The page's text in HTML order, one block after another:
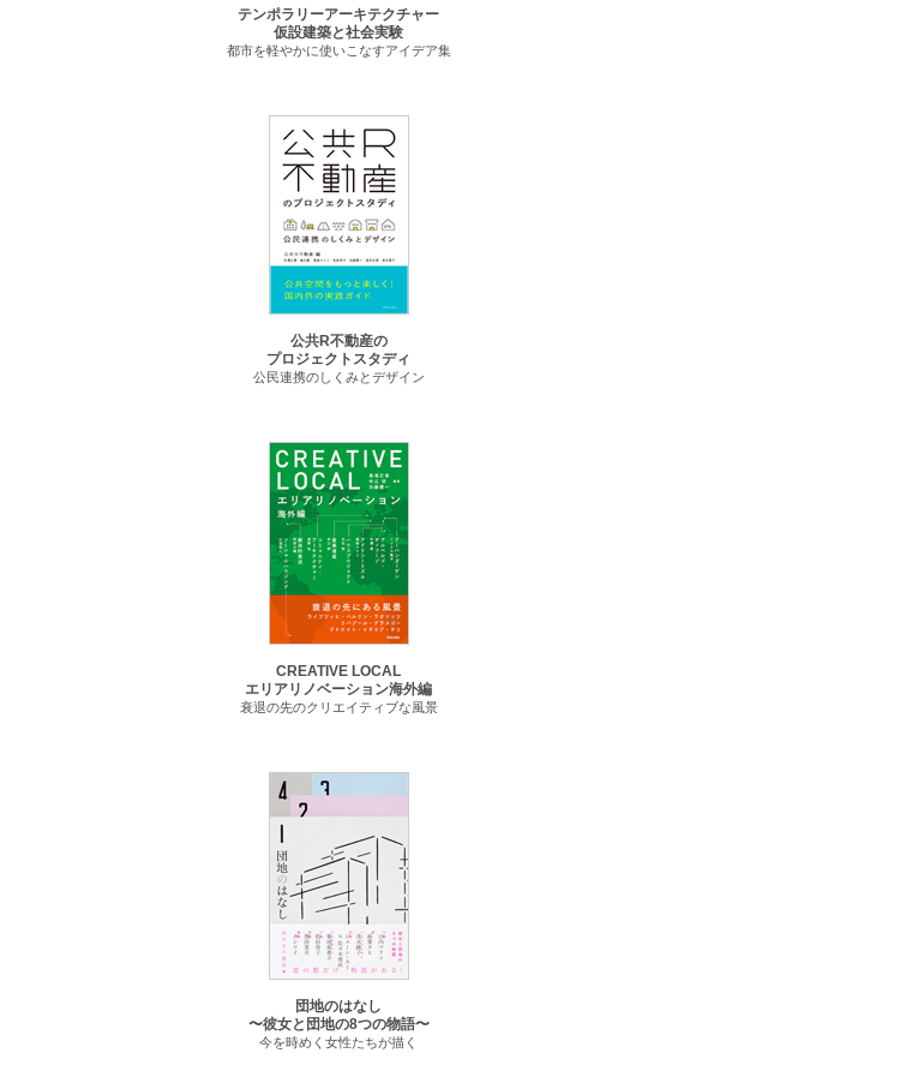
テンポラリーアーキテクチャー
仮設建築と社会実験
都市を軽やかに使いこなすアイデア集
公共R不動産の
プロジェクトスタディ
公民連携のしくみとデザイン
CREATIVE LOCAL
エリアリノベーション海外編
衰退の先のクリエイティブな風景
団地のはなし
〜彼女と団地の8つの物語〜
今を時めく女性たちが描く